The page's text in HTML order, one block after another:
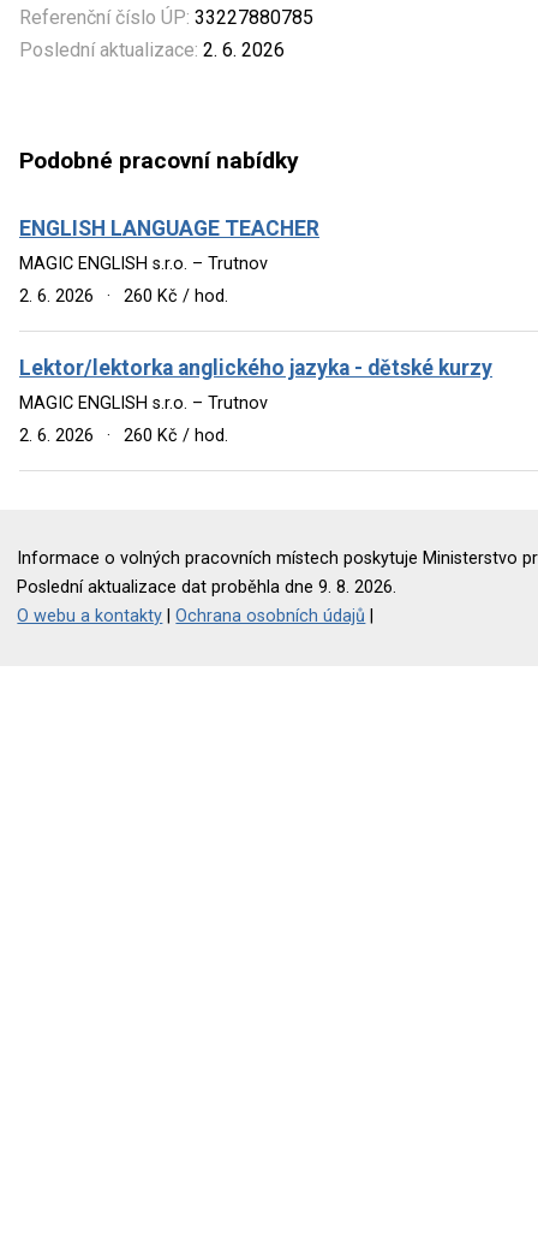
Referenční číslo ÚP: 33227880785
Poslední aktualizace: 2. 6. 2026
Podobné pracovní nabídky
ENGLISH LANGUAGE TEACHER
MAGIC ENGLISH s.r.o. – Trutnov
2. 6. 2026
· 260 Kč / hod.
Lektor/lektorka anglického jazyka - dětské kurzy
MAGIC ENGLISH s.r.o. – Trutnov
2. 6. 2026
· 260 Kč / hod.
Informace o volných pracovních místech poskytuje Ministerstvo
Poslední aktualizace dat proběhla dne 9. 8. 2026.
O webu a kontakty |Ochrana osobních údajů